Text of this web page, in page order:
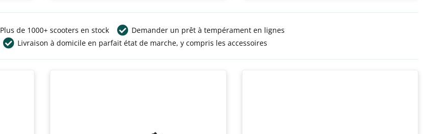
Plus de 1000+ scooters en stock
Demander un prêt à tempérament en lignes
Livraison à domicile en parfait état de marche, y compris les accessoires